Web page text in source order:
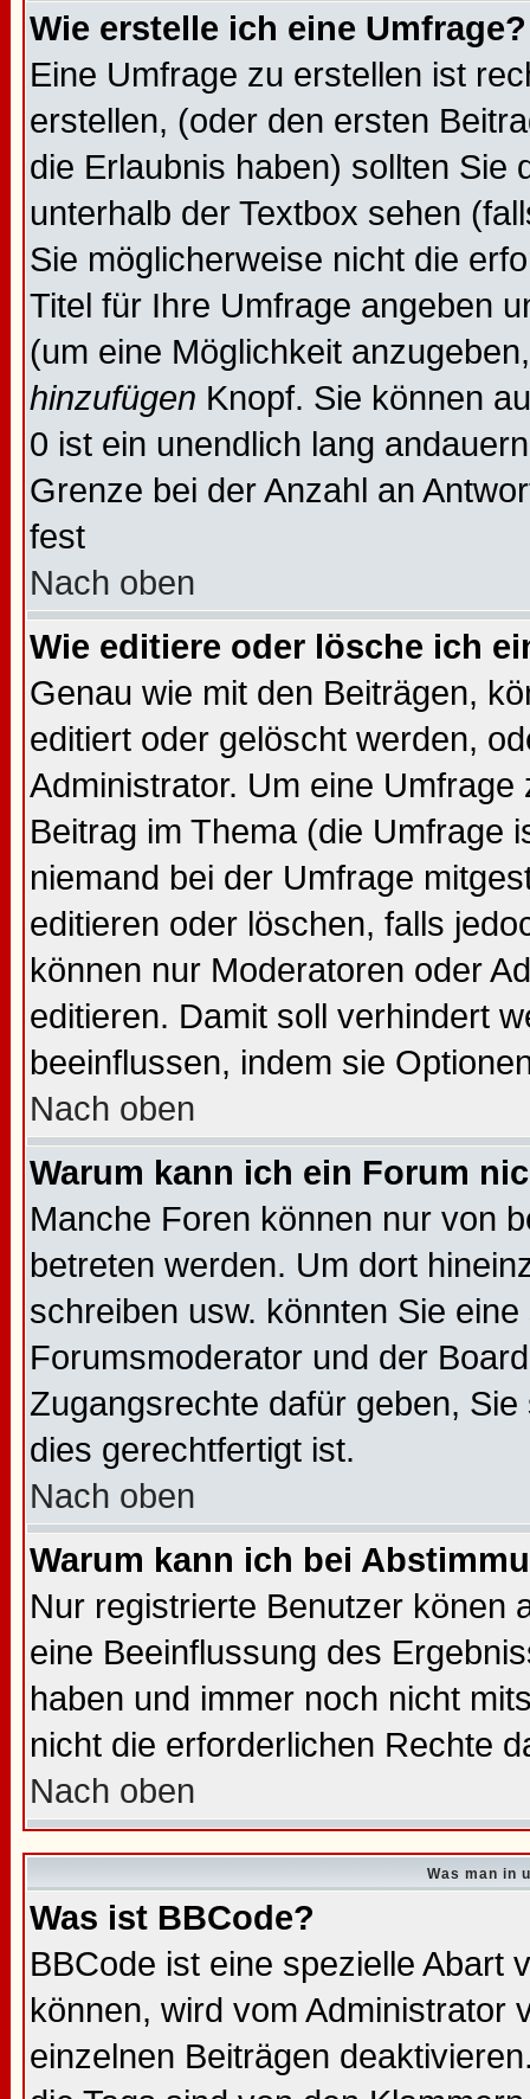
Wie erstelle ich eine Umfrage?
Eine Umfrage zu erstellen ist
erstellen, (oder den ersten
die Erlaubnis haben) sollten Sie
unterhalb der Textbox sehen
Sie möglicherweise nicht die
Titel für Ihre Umfrage angeben
(um eine Möglichkeit
hinzufügen Knopf. Sie können
0 ist ein unendlich lang
Grenze bei der Anzahl an
fest
Nach oben
Wie editiere oder lösche ich
Genau wie mit den Beiträgen,
editiert oder gelöscht werden,
Administrator. Um eine
Beitrag im Thema (die Umfrage
niemand bei der Umfrage
editieren oder löschen, falls
können nur Moderatoren oder
editieren. Damit soll verhindert
beeinflussen, indem sie
Nach oben
Warum kann ich ein Forum
Manche Foren können nur von
betreten werden. Um dort
schreiben usw. könnten Sie
Forumsmoderator und der
Zugangsrechte dafür geben,
dies gerechtfertigt ist.
Nach oben
Warum kann ich bei
Nur registrierte Benutzer könen
eine Beeinflussung des
haben und immer noch nicht
nicht die erforderlichen Rechte
Nach oben
Was man in
Was ist BBCode?
BBCode ist eine spezielle Abart
können, wird vom Administrator
einzelnen Beiträgen